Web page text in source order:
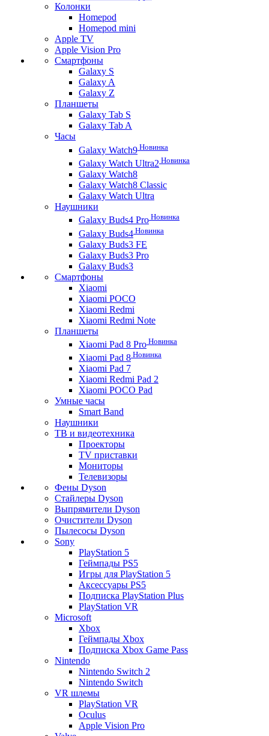
Колонки
Homepod
Homepod mini
Apple TV
Apple Vision Pro
Смартфоны
Galaxy S
Galaxy A
Galaxy Z
Планшеты
Galaxy Tab S
Galaxy Tab A
Часы
Galaxy Watch9 Новинка
Galaxy Watch Ultra2 Новинка
Galaxy Watch8
Galaxy Watch8 Classic
Galaxy Watch Ultra
Наушники
Galaxy Buds4 Pro Новинка
Galaxy Buds4 Новинка
Galaxy Buds3 FE
Galaxy Buds3 Pro
Galaxy Buds3
Смартфоны
Xiaomi
Xiaomi POCO
Xiaomi Redmi
Xiaomi Redmi Note
Планшеты
Xiaomi Pad 8 Pro Новинка
Xiaomi Pad 8 Новинка
Xiaomi Pad 7
Xiaomi Redmi Pad 2
Xiaomi POCO Pad
Умные часы
Smart Band
Наушники
ТВ и видеотехника
Проекторы
TV приставки
Мониторы
Телевизоры
Фены Dyson
Стайлеры Dyson
Выпрямители Dyson
Очистители Dyson
Пылесосы Dyson
Sony
PlayStation 5
Геймпады PS5
Игры для PlayStation 5
Аксессуары PS5
Подписка PlayStation Plus
PlayStation VR
Microsoft
Xbox
Геймпады Xbox
Подписка Xbox Game Pass
Nintendo
Nintendo Switch 2
Nintendo Switch
VR шлемы
PlayStation VR
Oculus
Apple Vision Pro